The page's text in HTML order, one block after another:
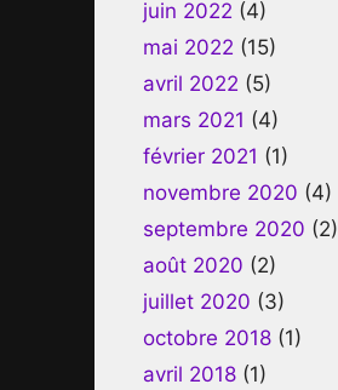
juin 2022 (4)
mai 2022 (15)
avril 2022 (5)
mars 2021 (4)
février 2021 (1)
novembre 2020 (4)
septembre 2020 (2)
août 2020 (2)
juillet 2020 (3)
octobre 2018 (1)
avril 2018 (1)